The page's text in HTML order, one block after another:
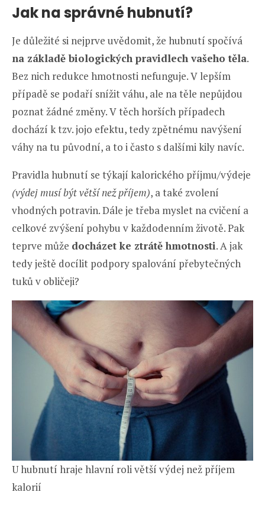
Jak na správné hubnutí?
Je důležité si nejprve uvědomit, že hubnutí spočívá
na základě biologických pravidlech vašeho těla.
Bez nich redukce hmotnosti nefunguje. V lepším
případě se podaří snížit váhu, ale na těle nepůjdou
poznat žádné změny. V těch horších případech
dochází k tzv. jojo efektu, tedy zpětnému navýšení
váhy na tu původní, a to i často s dalšími kily navíc.
Pravidla hubnutí se týkají kalorického příjmu/výdeje
(výdej musí být větší než příjem), a také zvolení
vhodných potravin. Dále je třeba myslet na cvičení a
celkové zvýšení pohybu v každodenním životě. Pak
teprve může docházet ke ztrátě hmotnosti. A jak
tedy ještě docílit podpory spalování přebytečných
tuků v obličeji?
U hubnutí hraje hlavní roli větší výdej než příjem
kalorií